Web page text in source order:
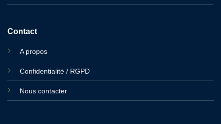
Contact
A propos
Confidentialité / RGPD
Nous contacter